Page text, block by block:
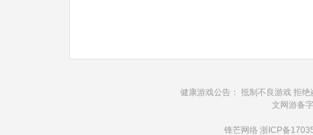
健康游戏公告： 抵制不良游戏 拒
文网游备
锋芒网络 浙ICP备